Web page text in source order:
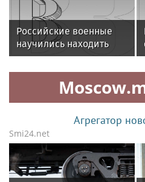
Российские военные
научились находить
повреждения
оптоволокна по
вибрации
Агрегатор
Smi24.net